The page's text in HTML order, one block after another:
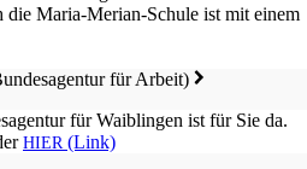
Maria-Merian-Schule ist mit einem
für Arbeit)
für Waiblin­gen ist für Sie da.
HIER (Link)